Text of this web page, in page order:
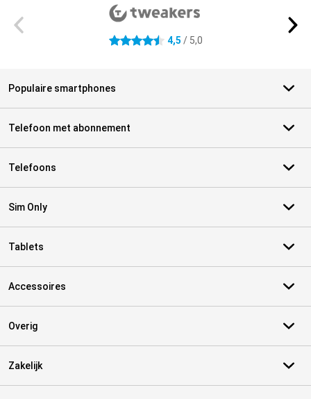
4.5 sterren 4,5 / 5,0
Populaire smartphones
Telefoon met abonnement
Telefoons
Sim Only
Tablets
Accessoires
Overig
Zakelijk